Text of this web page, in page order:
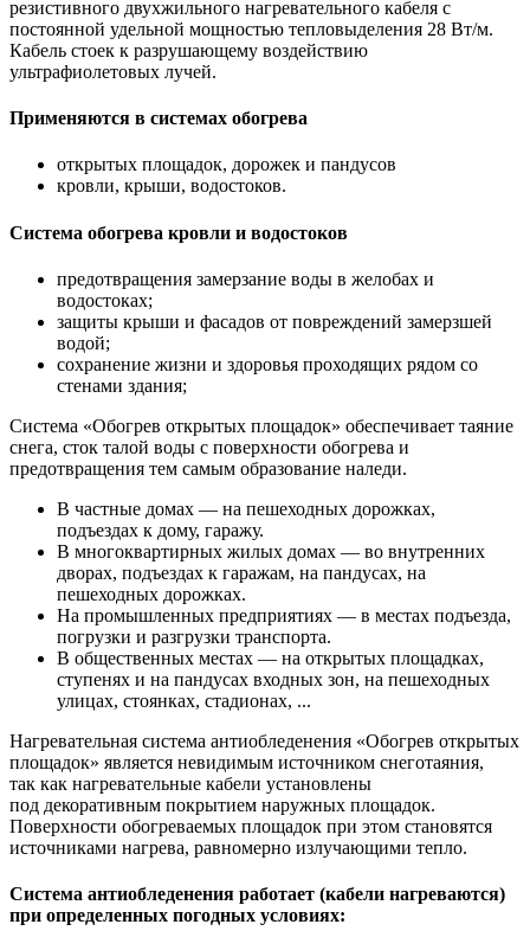
резистивного двухжильного нагревательного кабеля с
постоянной удельной мощностью тепловыделения 28 Вт/м.
Кабель стоек к разрушающему воздействию
ультрафиолетовых лучей.
Применяются в системах обогрева
открытых площадок, дорожек и пандусов
кровли, крыши, водостоков.
Система обогрева кровли и водостоков
предотвращения замерзание воды в желобах и
водостоках;
защиты крыши и фасадов от повреждений замерзшей
водой;
сохранение жизни и здоровья проходящих рядом со
стенами здания;
Система «Обогрев открытых площадок» обеспечивает таяние
снега, сток талой воды с поверхности обогрева и
предотвращения тем самым образование наледи.
В частные домах — на пешеходных дорожках,
подъездах к дому, гаражу.
В многоквартирных жилых домах — во внутренних
дворах, подъездах к гаражам, на пандусах, на
пешеходных дорожках.
На промышленных предприятиях — в местах подъезда,
погрузки и разгрузки транспорта.
В общественных местах — на открытых площадках,
ступенях и на пандусах входных зон, на пешеходных
улицах, стоянках, стадионах, ...
Нагревательная система антиобледенения «Обогрев открытых
площадок» является невидимым источником снеготаяния,
так как нагревательные кабели установлены
под декоративным покрытием наружных площадок.
Поверхности обогреваемых площадок при этом становятся
источниками нагрева, равномерно излучающими тепло.
Система антиобледенения работает (кабели нагреваются)
при определенных погодных условиях: